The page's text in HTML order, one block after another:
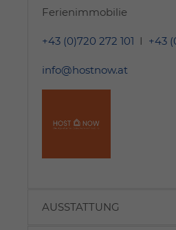
Ferienimmobilie
+43 (0)720 272 101 I +43
info@hostnow.at
AUSSTATTUNG